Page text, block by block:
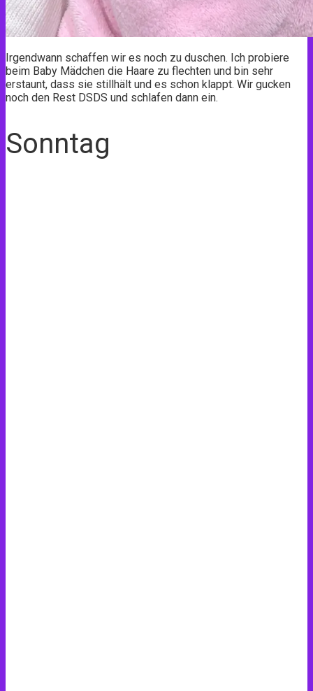
Irgendwann schaffen wir es noch zu duschen. Ich probiere
beim Baby Mädchen die Haare zu flechten und bin sehr
erstaunt, dass sie stillhält und es schon klappt. Wir gucken
noch den Rest DSDS und schlafen dann ein.
Sonntag